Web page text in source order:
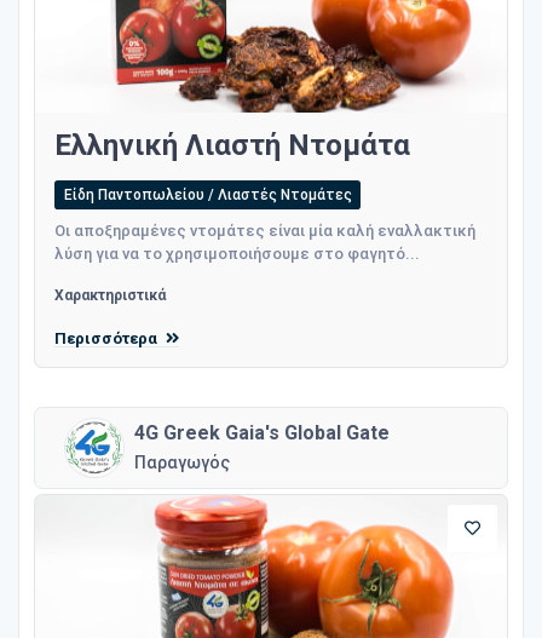
Ελληνική Λιαστή Ντομάτα
Είδη Παντοπωλείου / Λιαστές Ντομάτες
Οι αποξηραμένες ντομάτες είναι μία καλή εναλλακτική
λύση για να το χρησιμοποιήσουμε στο φαγητό...
Χαρακτηριστικά
Περισσότερα
4G Greek Gaia's Global Gate
Παραγωγός